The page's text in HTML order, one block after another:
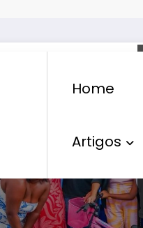
Home
Artigos